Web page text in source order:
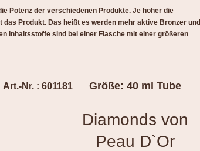
Potenz der verschiedenen Produkte. Je höher die
Produkt. Das heißt es werden mehr aktive Bronzer und
Inhaltsstoffe sind bei einer Flasche mit einer größeren
Nr. : 601181 Größe: 40 ml Tube
Diamonds von
Peau D`Or